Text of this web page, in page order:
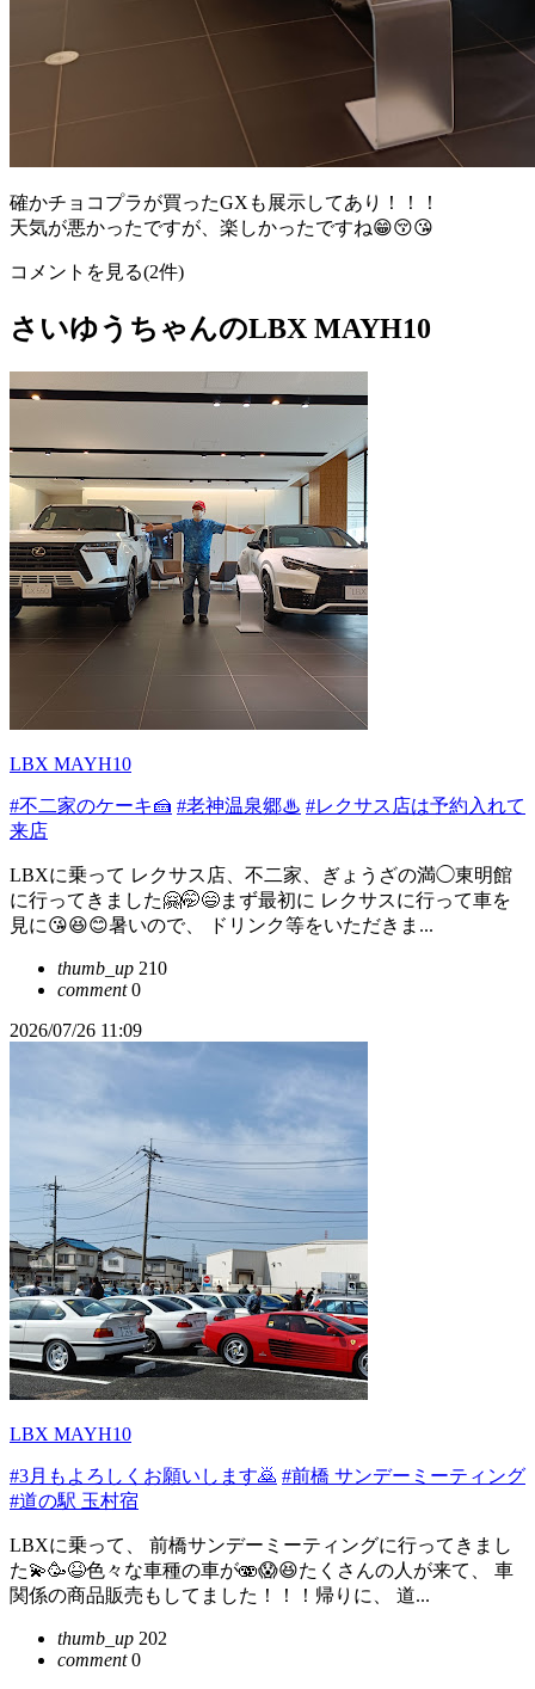
確かチョコプラが買ったGXも展示してあり！！！
天気が悪かったですが、楽しかったですね😁😚😘
コメントを見る(2件)
さいゆうちゃんのLBX MAYH10
LBX MAYH10
#不二家のケーキ🍰 #老神温泉郷♨ #レクサス店は予約入れて
来店
LBXに乗って レクサス店、不二家、ぎょうざの満◯東明館
に行ってきました🤗🤭😄まず最初に レクサスに行って車を
見に😘😆😊暑いので、 ドリンク等をいただきま...
thumb_up 210
comment0
2026/07/26 11:09
LBX MAYH10
#3月もよろしくお願いします🙇 #前橋 サンデーミーティング
#道の駅 玉村宿
LBXに乗って、 前橋サンデーミーティングに行ってきまし
た💫🥳😆色々な車種の車が🫨😱😆たくさんの人が来て、 車
関係の商品販売もしてました！！！帰りに、 道...
thumb_up 202
comment0